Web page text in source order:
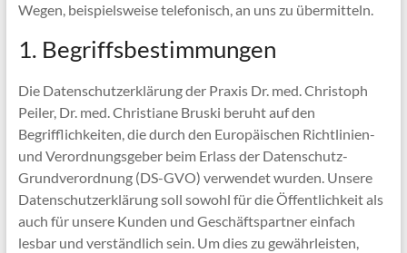
Wegen, beispielsweise telefonisch, an uns zu übermitteln.
1. Begriffsbestimmungen
Die Datenschutzerklärung der Praxis Dr. med. Christoph
Peiler, Dr. med. Christiane Bruski beruht auf den
Begrifflichkeiten, die durch den Europäischen Richtlinien-
und Verordnungsgeber beim Erlass der Datenschutz-
Grundverordnung (DS-GVO) verwendet wurden. Unsere
Datenschutzerklärung soll sowohl für die Öffentlichkeit als
auch für unsere Kunden und Geschäftspartner einfach
lesbar und verständlich sein. Um dies zu gewährleisten,